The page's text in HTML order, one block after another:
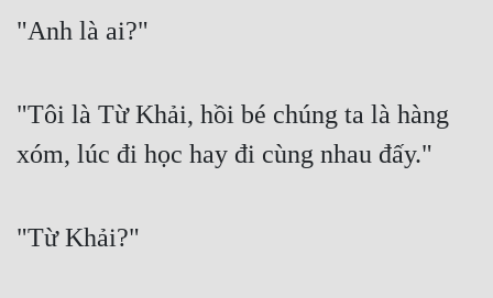
Cạnh Kỹ
Cổ Tiên Hiệp
"Anh là ai?"
"Tôi là Từ Khải, hồi bé chúng ta là hàng
xóm, lúc đi học hay đi cùng nhau đấy."
"Từ Khải?"